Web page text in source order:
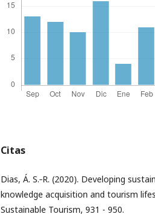
Citas
Dias, Á. S.‐R. (2020). Developing
knowledge acquisition and tourism
Sustainable Tourism, 931 - 950.